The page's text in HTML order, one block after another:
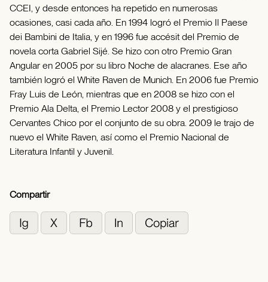
CCEI, y desde entonces ha repetido en numerosas
ocasiones, casi cada año. En 1994 logró el Premio Il Paese
dei Bambini de Italia, y en 1996 fue accésit del Premio de
novela corta Gabriel Sijé. Se hizo con otro Premio Gran
Angular en 2005 por su libro Noche de alacranes. Ese año
también logró el White Raven de Munich. En 2006 fue Premio
Fray Luis de León, mientras que en 2008 se hizo con el
Premio Ala Delta, el Premio Lector 2008 y el prestigioso
Cervantes Chico por el conjunto de su obra. 2009 le trajo de
nuevo el White Raven, así como el Premio Nacional de
Literatura Infantil y Juvenil.
Compartir